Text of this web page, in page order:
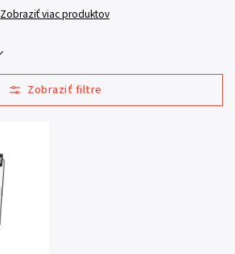
Zobraziť viac produktov